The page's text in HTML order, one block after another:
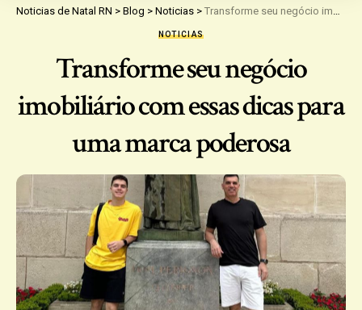
Noticias de Natal RN > Blog > Noticias > Transforme seu negócio imobiliário com essas dicas para uma marca poderosa
NOTICIAS
Transforme seu negócio
imobiliário com essas dicas para
uma marca poderosa